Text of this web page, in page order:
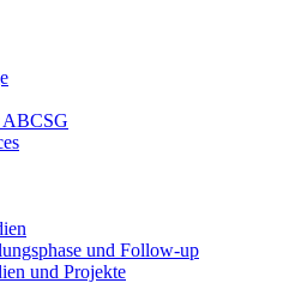
ABCSG
und Follow-up
und Projekte